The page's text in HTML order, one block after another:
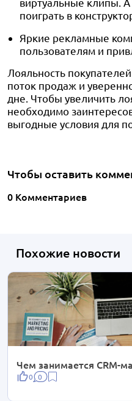
поиграть в
Яркие рекламные
пользователям и
Лояльность
поток продаж и
дне. Чтобы увеличить
необходимо
выгодные условия для
Чтобы оставить
0 Комментариев
Похожие новости
Чем занимается CRM-
0 0